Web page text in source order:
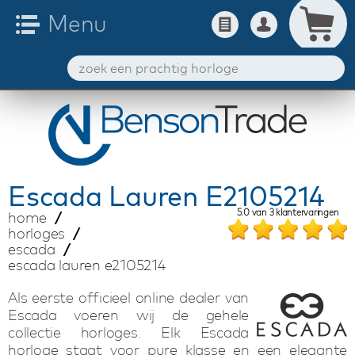
Escada Lauren E2105214
home
horloges
escada
escada lauren e2105214
5.0van 3klantervaringen
Als eerste officieel online dealer van
Escada voeren wij de gehele
collectie horloges. Elk Escada
horloge staat voor pure klasse en een elegante